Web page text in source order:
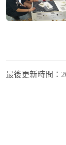
最後更新時間：